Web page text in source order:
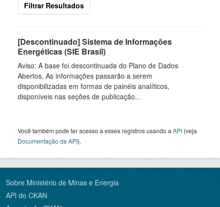
Filtrar Resultados
[Descontinuado] Sistema de Informações
Energéticas (SIE Brasil)
Aviso: A base foi descontinuada do Plano de Dados
Abertos. As informações passarão a serem
disponibilizadas em formas de painéis analíticos,
disponíveis nas seções de publicação...
Você também pode ter acesso a esses registros usando a API (veja
Documentação da API).
Sobre Ministério de Minas e Energia
API do CKAN